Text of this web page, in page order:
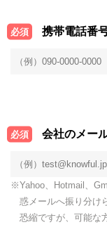
携帯電話番
必須
会社のメー
必須
※Yahoo、Hotmail、
惑メールへ振り分け
恐縮ですが、可能な